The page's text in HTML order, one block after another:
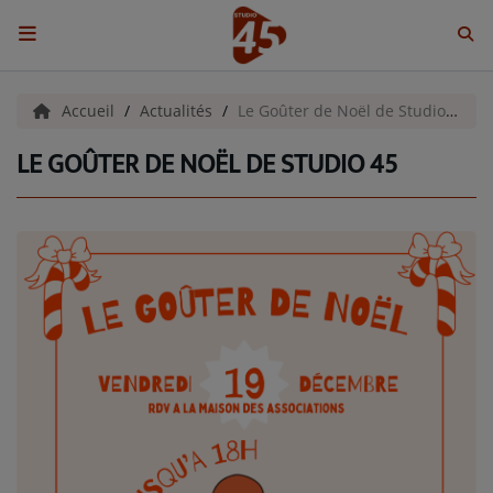
ACCUEIL
Emissions
GIEN, SA FABULEUSE HISTOIRE
GRAFFITI CINÉMA
LA CHRONIQUE ENVIRONNEMENTALE
LA CHRONIQUE MUSICALE
Accueil Actualités Le Goûter de Noël de Studio 45
LE GOÛTER DE NOËL DE STUDIO 45